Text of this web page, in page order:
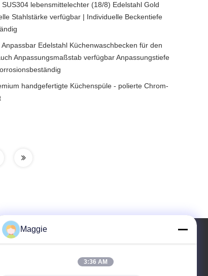
lebensmittelechter (18/8) Edelstahl Gold
Stahlstärke verfügbar | Individuelle Beckentiefe
Edelstahl Küchenwaschbecken für den
Anpassungsmaßstab verfügbar Anpassungstiefe
handgefertigte Küchenspüle - polierte Chrom-
Unsere Adresse
Maggie
3:36 AM